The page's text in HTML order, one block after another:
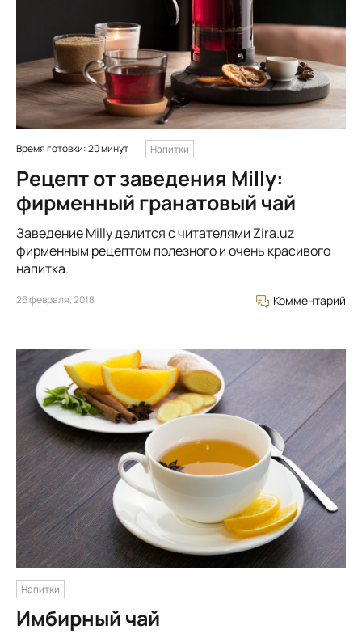
Время готовки: 20 минут Напитки
Рецепт от заведения Milly:
фирменный гранатовый чай
Заведение Milly делится с читателями Zira.uz
фирменным рецептом полезного и очень красивого
напитка.
26 февраля, 2018 Комментарий
Напитки
Имбирный чай